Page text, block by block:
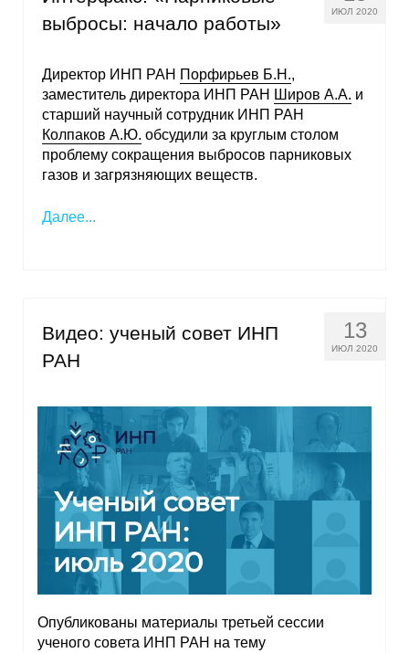
ИЮЛ 2020
выбросы: начало работы»
Директор ИНП РАН Порфирьев Б.Н.,
заместитель директора ИНП РАН Широв А.А. и
старший научный сотрудник ИНП РАН
Колпаков А.Ю. обсудили за круглым столом
проблему сокращения выбросов парниковых
газов и загрязняющих веществ.
Далее...
13
ИЮЛ 2020
Видео: ученый совет ИНП
РАН
Опубликованы материалы третьей сессии
ученого совета ИНП РАН на тему